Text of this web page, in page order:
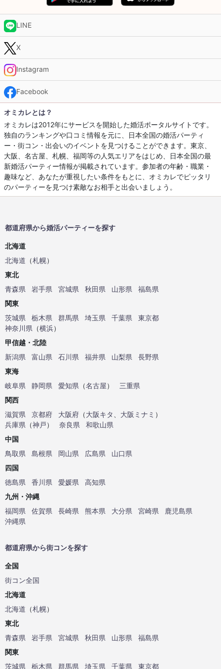
LINE
X
Instagram
Facebook
オミカレとは？
オミカレは2012年にサービスを開始した婚活ポータルサイトです。
独自のランキングや口コミ情報を元に、日本全国の婚活パーティ
ー・街コン・出会いのイベントを見つけることができます。東京、
大阪、名古屋、札幌、福岡等の人気エリアをはじめ、日本全国の最
新婚活パーティー情報が掲載されています。参加者の年齢・職業・
趣味など、あなたが重視したい条件をもとに、オミカレでピッタリ
のパーティーを見つけ素敵なお相手と出会いましょう。
都道府県から婚活パーティーを探す
北海道
北海道 （札幌）
東北
青森県
岩手県 宮城県 秋田県 山形県
福島県
関東
茨城県
栃木県 群馬県 埼玉県 千葉県
東京都
神奈川県 （横浜）
甲信越・北陸
新潟県
富山県 石川県 福井県 山梨県
長野県
東海
岐阜県
静岡県 愛知県 （名古屋）
三重県
関西
滋賀県
京都府 大阪府 （大阪キタ 大阪ミナミ ）
兵庫県 （神戸） 奈良県
和歌山県
中国
鳥取県
島根県 岡山県 広島県
山口県
四国
徳島県
香川県 愛媛県
高知県
九州・沖縄
福岡県
佐賀県 長崎県 熊本県 大分県 宮崎県
鹿児島県
沖縄県
都道府県から街コンを探す
全国
街コン全国
北海道
北海道 （札幌）
東北
青森県
岩手県 宮城県 秋田県 山形県
福島県
関東
茨城県
栃木県 群馬県 埼玉県 千葉県
東京都